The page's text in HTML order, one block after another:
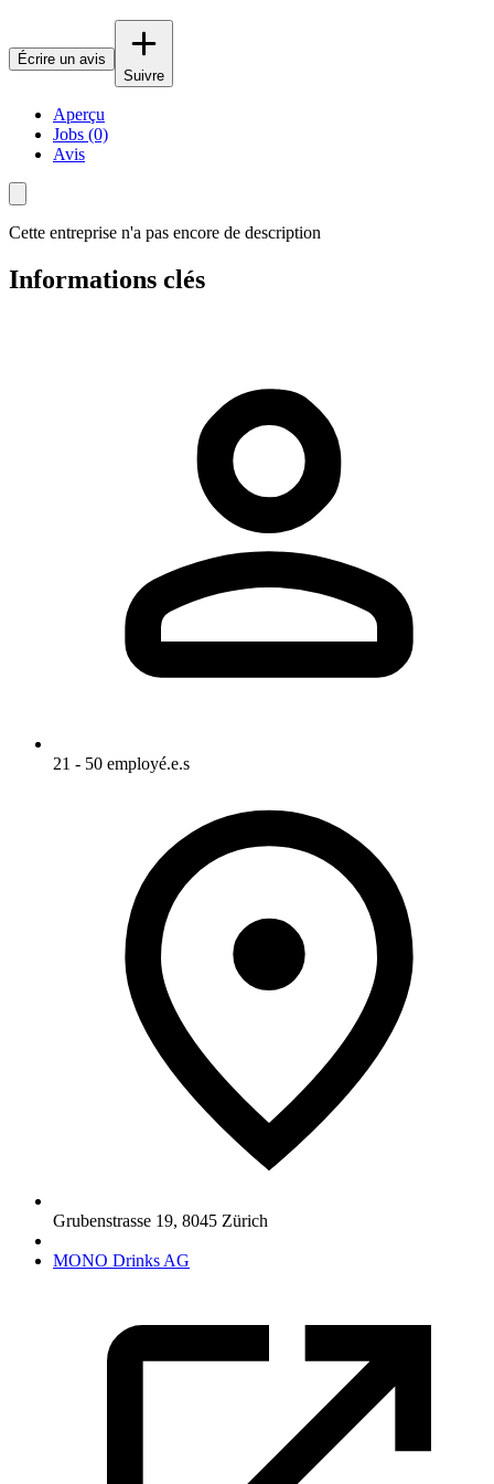
Écrire un avis
Suivre
Aperçu
Jobs (0)
Avis
Cette entreprise n'a pas encore de description
Informations clés
21 - 50 employé.e.s
Grubenstrasse 19, 8045 Zürich
MONO Drinks AG